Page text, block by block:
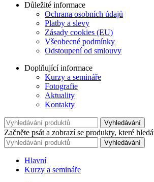
Důležité informace
Ochrana osobních údajů
Platby a slevy
Zásady cookies (EU)
Všeobecné podmínky
Odstoupení od smlouvy
Doplňující informace
Kurzy a semináře
Fotografie
Aktuality
Kontakty
Vyhledávání
Začněte psát a zobrazí se produkty, které
Vyhledávání
Hlavní
Kurzy a semináře